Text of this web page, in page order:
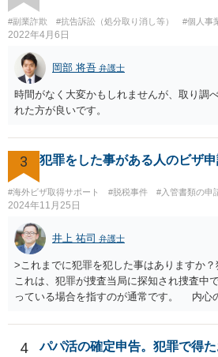
#副業詐欺 #抗告訴訟（処分取り消し等） #個人事
2022年4月6日
岡部 将吾 弁護士
時間がなく大変かもしれませんが、取り調
れた方が良いです。
3 犯罪をした事がある人のビザ
#海外ビザ取得サポート #脱税事件 #入管書類の申
2024年11月25日
井上 祐司 弁護士
>これまでに犯罪を犯した事はありますか
これは、犯罪が捜査当局に探知され捜査中
っている場合を指すのが通常です。 内心
4
パパ活の確定申告。犯罪で得